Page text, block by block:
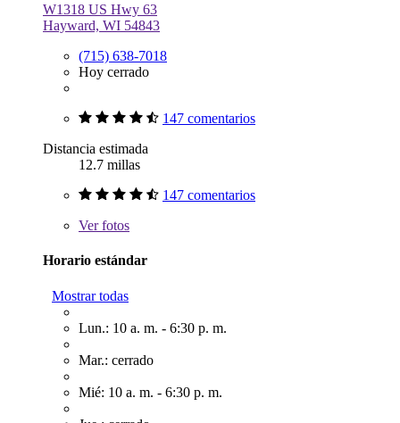
W1318 US Hwy 63
Hayward, WI 54843
(715) 638-7018
Hoy cerrado
147 comentarios
Distancia estimada
12.7 millas
147 comentarios
Verfotos
Horario estándar
Mostrar todas
Lun.: 10 a. m. - 6:30 p. m.
Mar.: cerrado
Mié: 10 a. m. - 6:30 p. m.